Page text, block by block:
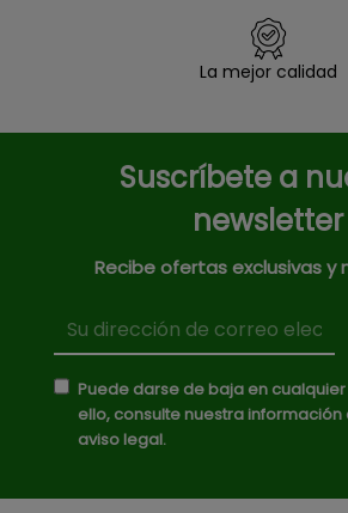
La mejor calidad
Suscríbete a
newsletter
Recibe ofertas exclusivas y
Puede darse de baja en
ello, consulte nuestra
aviso legal.